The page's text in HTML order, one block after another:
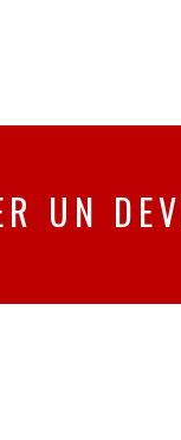
UN